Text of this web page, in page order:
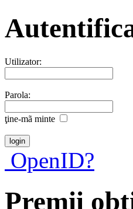
Utilizator:
Parola:
ţine-mã minte
OpenID?
Premii